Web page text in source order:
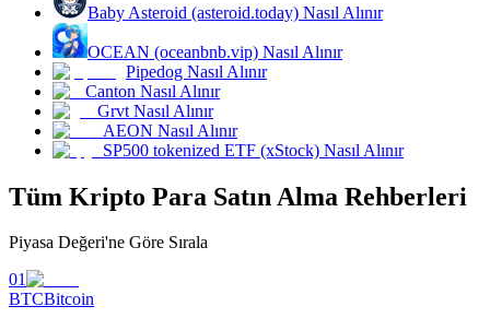
Power Piggy
Günlük rekabetçi ödüller kazanın
Baby Asteroid (asteroid.today) Nasıl Alınır
OCEAN (oceanbnb.vip) Nasıl Alınır
Pipedog Nasıl Alınır
Canton Nasıl Alınır
Grvt Nasıl Alınır
AEON Nasıl Alınır
SP500 tokenized ETF (xStock) Nasıl Alınır
Tüm Kripto Para Satın Alma Rehberleri
Piyasa Değeri'ne Göre Sırala
01
BTCBitcoin